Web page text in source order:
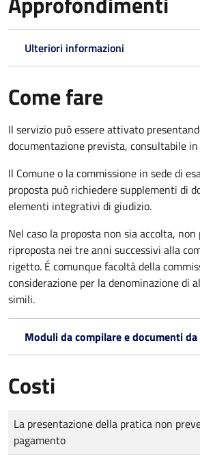
Ulteriori informazioni
Come fare
Il servizio può essere attivato
documentazione prevista, consultabile in
ll Comune o la commissione in sede di
proposta può richiedere supplementi di
elementi integrativi di giudizio.
Nel caso la proposta non sia accolta, non
riproposta nei tre anni successivi alla
rigetto. É comunque facoltà della
considerazione per la denominazione di
simili.
Moduli da compilare e documenti
Costi
Tipo di pagamento
Importo
La presentazione della pratica non
pagamento